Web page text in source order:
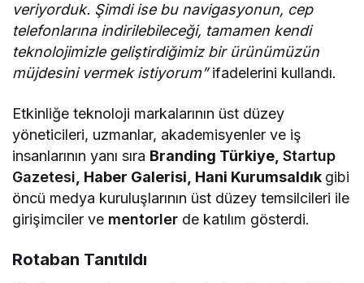
veriyorduk. Şimdi ise bu navigasyonun, cep
telefonlarına indirilebileceği, tamamen kendi
teknolojimizle geliştirdiğimiz bir ürünümüzün
müjdesini vermek istiyorum”ifadelerini kullandı.
Etkinliğe teknoloji markalarının üst düzey
yöneticileri, uzmanlar, akademisyenler ve iş
insanlarının yanı sıra Branding Türkiye,Startup
Gazetesi , Haber Galerisi, Hani Kurumsaldık gibi
öncü medya kuruluşlarının üst düzey temsilcileri ile
girişimciler ve mentorler de katılım gösterdi.
Rotaban Tanıtıldı